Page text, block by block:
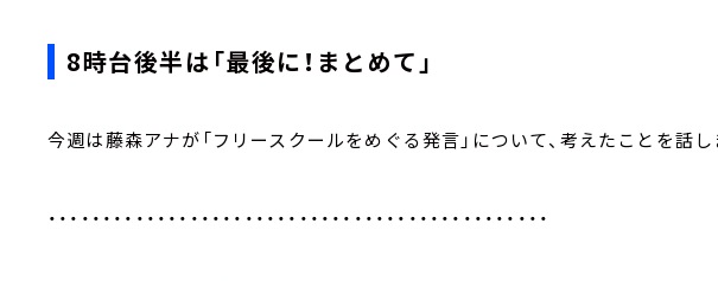
8時台後半は「最後に！まとめて」
今週は藤森アナが「フリースクールをめぐる発言」について、考えたことを話し
・・・・・・・・・・・・・・・・・・・・・・・・・・・・・・・・・・・・・・・・・・・・・・